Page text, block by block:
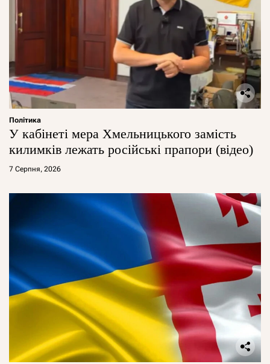
Політика
У кабінеті мера Хмельницького замість
килимків лежать російські прапори (відео)
7 Серпня, 2026